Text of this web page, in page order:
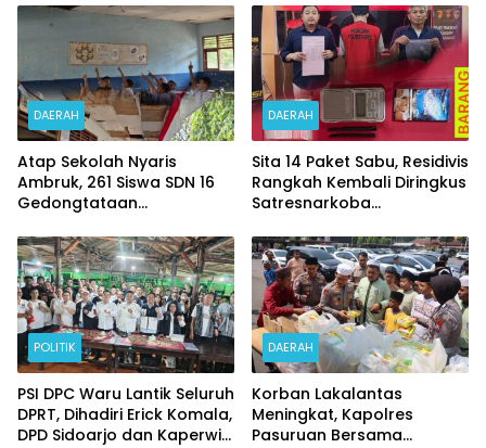
Meninggalnya Terduga
Pelaku Judi Online
Perjuangkan Anggaran
Perbaikan
DAERAH
Atap Sekolah Nyaris
Ambruk, 261 Siswa SDN 16
Gedongtataan
Demi Belajar
DAERAH
Sita 14 Paket Sabu, Residivis
Rangkah Kembali Diringkus
Satresnarkoba
POLITIK
PSI DPC Waru Lantik Seluruh
DPRT, Dihadiri Erick Komala,
DPD Sidoarjo dan Kaperwil
DAERAH
Korban Lakalantas
Meningkat, Kapolres
Pasuruan Bersama